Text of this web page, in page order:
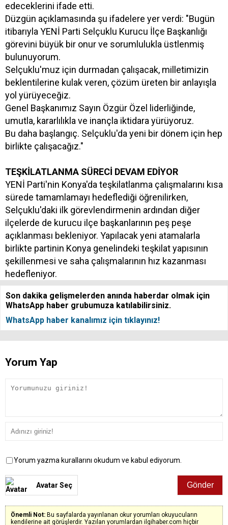
edeceklerini ifade etti.
Düzgün açıklamasında şu ifadelere yer verdi: "Bugün
itibarıyla YENİ Parti Selçuklu Kurucu İlçe Başkanlığı
görevini büyük bir onur ve sorumlulukla üstlenmiş
bulunuyorum.
Selçuklu'muz için durmadan çalışacak, milletimizin
beklentilerine kulak veren, çözüm üreten bir anlayışla
yol yürüyeceğiz.
Genel Başkanımız Sayın Özgür Özel liderliğinde,
umutla, kararlılıkla ve inançla iktidara yürüyoruz.
Bu daha başlangıç. Selçuklu'da yeni bir dönem için hep
birlikte çalışacağız."
TEŞKİLATLANMA SÜRECİ DEVAM EDİYOR
YENİ Parti'nin Konya'da teşkilatlanma çalışmalarını kısa
sürede tamamlamayı hedeflediği öğrenilirken,
Selçuklu'daki ilk görevlendirmenin ardından diğer
ilçelerde de kurucu ilçe başkanlarının peş peşe
açıklanması bekleniyor. Yapılacak yeni atamalarla
birlikte partinin Konya genelindeki teşkilat yapısının
şekillenmesi ve saha çalışmalarının hız kazanması
hedefleniyor.
Son dakika gelişmelerden anında haberdar olmak için
WhatsApp haber grubumuza katılabilirsiniz.
WhatsApp haber kanalımız için tıklayınız!
Yorum Yap
Yorum yazma kurallarını okudum ve kabul ediyorum.
Avatar Seç
Önemli Not: Bu sayfalarda yayınlanan okur yorumları okuyucuların
kendilerine ait görüşlerdir. Yazılan yorumlardan ilgihaber.com hiçbir